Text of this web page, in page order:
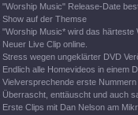
"Worship Music" Release-Date
Show auf der Themse
"Worship Music* wird das härteste
Neuer Live Clip online.
Stress wegen ungeklärter DVD
Endlich alle Homevideos in einem
Vielversprechende erste
Überrascht, enttäuscht und auch
Erste Clips mit Dan Nelson am